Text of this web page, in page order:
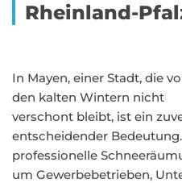
Rheinland-
In Mayen, einer Stadt, die
den kalten Wintern nicht
verschont bleibt, ist ein
entscheidender
professionelle
um Gewerbebetrieben,